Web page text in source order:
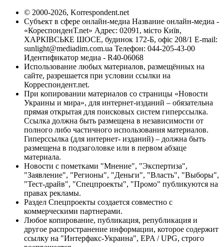
© 2000-2026, Korrespondent.net
Субъект в сфере онлайн-медиа Название онлайн-медиа -
«КореспонденТ.net» Адрес: 02091, місто Київ,
ХАРКІВСЬКЕ ШОСЕ, будинок 172-Б, офіс 208/1 E-mail:
sunlight@mediadim.com.ua Телефон: 044-205-43-00
Идентификатор медиа - R40-06068
Использование любых материалов, размещённых на
сайте, разрешается при условии ссылки на
Корреспондент.net.
При копировании материалов со страницы «Новости
Украины и мира», для интернет-изданий – обязательна
прямая открытая для поисковых систем гиперссылка.
Ссылка должна быть размещена в независимости от
полного либо частичного использования материалов.
Гиперссылка (для интернет- изданий) – должна быть
размещена в подзаголовке или в первом абзаце
материала.
Новости с пометками "Мнение", "Экспертиза",
"Заявление", "Регионы", "Деньги", "Власть", "Выборы",
"Тест-драйв", "Спецпроекты", "Промо" публикуются на
правах рекламы.
Раздел Спецпроекты создается совместно с
коммерческими партнерами.
Любое копирование, публикация, републикация и
другое распространение информации, которое содержит
ссылку на "Интерфакс-Украина", EPA / UPG, строго